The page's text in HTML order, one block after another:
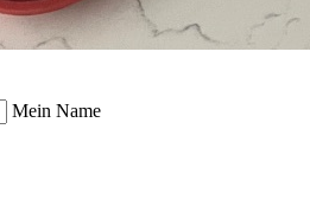
Mein Name